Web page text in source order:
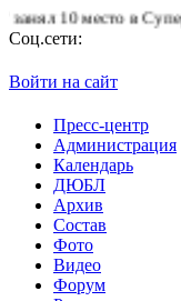
место в Суперлиге.
Соц.сети:
Войти на сайт
Пресс-центр
Администрация
Календарь
ДЮБЛ
Архив
Состав
Фото
Видео
Форум